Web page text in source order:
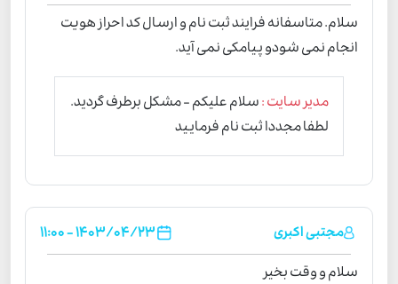
سلام. متاسفانه فرایند ثبت نام و ارسال کد احراز هویت
انجام نمی شودو پیامکی نمی آید.
مدیر سایت :سلام علیکم - مشکل برطرف گردید.
لطفا مجددا ثبت نام فرمایید
مجتبی اکبری
1403/04/23 - 11:00
سلام و وقت بخیر